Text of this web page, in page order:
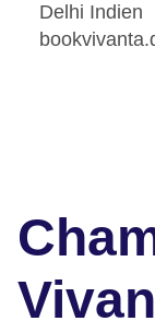
Delhi Indien